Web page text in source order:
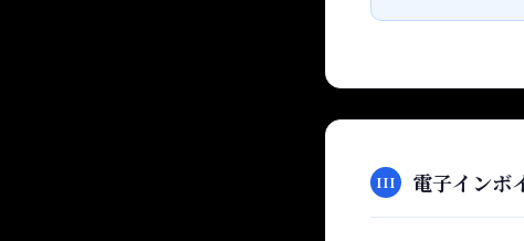
III 電子インボ